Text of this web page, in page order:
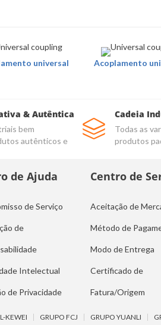
universal Acoplamento
& Autêntica
bem
autênticos e
Cadeia
Todas as
produtos
de Ajuda
de Serviço
de
Intelectual
de Privacidade
Centro de
Aceitação de
Método de
Modo de Entrega
Certificado de
Fatura/Origem
L-KEWEI GRUPO FCJ GRUPO YUANLI